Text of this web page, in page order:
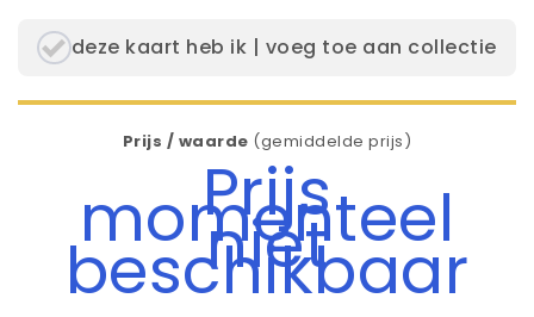
deze kaart heb ik | voeg toe aan collectie
Prijs / waarde (gemiddelde prijs)
Prijs
momenteel
niet
beschikbaar